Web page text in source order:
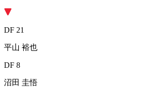
DF 21
平山 裕也
DF 8
沼田 圭悟